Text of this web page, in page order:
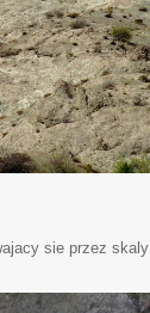
sie przez